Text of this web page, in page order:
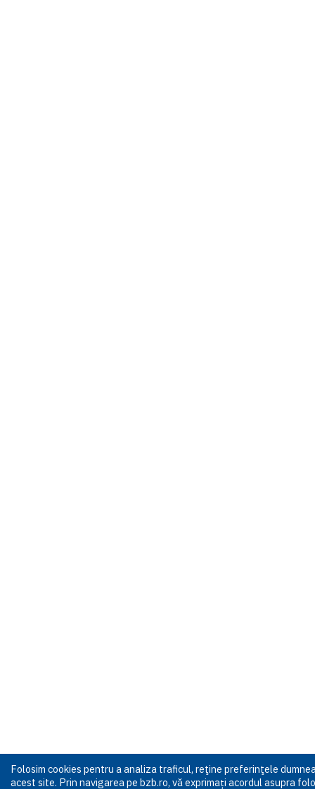
Folosim cookies pentru a analiza traficul, reţine preferinţele
acest site. Prin navigarea pe bzb.ro, vă exprimați acordul asupra